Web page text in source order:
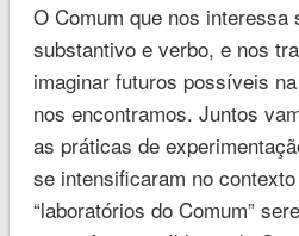
O Comum que nos interessa
substantivo e verbo, e nos
imaginar futuros possíveis
nos encontramos. Juntos
as práticas de
se intensificaram no
“laboratórios do Comum”